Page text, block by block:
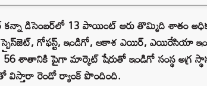
కన్నా డిసెంబర్‌లో 13 పాయింట్‌ ఆరు తొమ్మిది
గోఫస్ట్‌, ఇండిగో, ఆకాశ ఎయిర్‌, ఎయిరేసియా
56 శాతానికి పైగా మార్కెట్‌ షేరుతో ఇండిగో సంస్థ అగ్ర
రెండో ర్యాంక్‌ పొందింది.